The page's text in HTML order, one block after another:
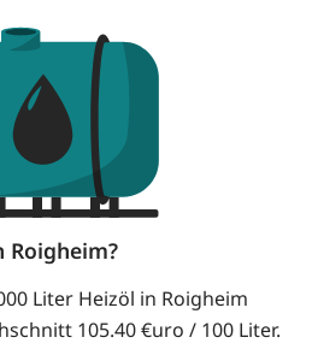
Roigheim?
Liter Heizöl in Roigheim
105.40 €uro / 100 Liter.